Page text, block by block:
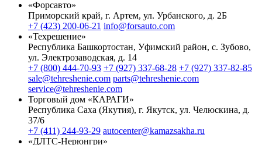
«Форсавто»
Приморский край, г. Артем, ул. Урбанского, д. 2Б
+7 (423) 200-06-21 info@forsauto.com
«Техрешение»
Республика Башкортостан, Уфимский район, с. Зубово,
ул. Электрозаводская, д. 14
+7 (800) 444-70-93 +7 (927) 337-68-28 +7 (927) 337-82-85
sale@tehreshenie.com parts@tehreshenie.com
service@tehreshenie.com
Торговый дом «КАРАГИ»
Республика Саха (Якутия), г. Якутск, ул. Челюскина, д.
37/6
+7 (411) 244-93-29 autocenter@kamazsakha.ru
«ДЛТС-Нерюнгри»